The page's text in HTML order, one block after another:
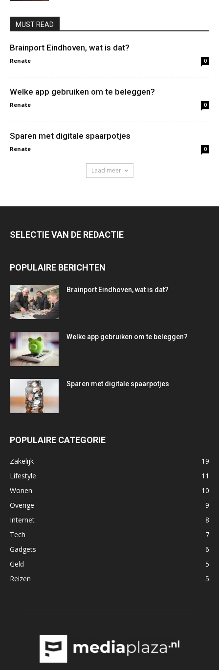
MUST READ
Brainport Eindhoven, wat is dat?
Renate 0
Welke app gebruiken om te beleggen?
Renate 0
Sparen met digitale spaarpotjes
Renate 0
Laad meer
SELECTIE VAN DE REDACTIE
POPULAIRE BERICHTEN
Brainport Eindhoven, wat is dat?
Welke app gebruiken om te beleggen?
Sparen met digitale spaarpotjes
POPULAIRE CATEGORIE
Zakelijk
19
Lifestyle
11
Wonen
10
Overige
9
Internet
8
Tech
7
Gadgets
6
Geld
5
Reizen
5